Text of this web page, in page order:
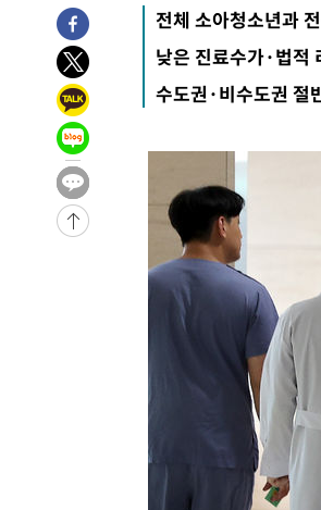
6시간 전 >
[속보]'압수수색·성접대 논란' 축
9시간 전 >
'최고 37도' 폭염 지속…강원동해
11시간 전 >
[속보]뉴욕증시 상승 마감
-18330초 전 >
이란 "호르무즈 재개방 합의
-9377초 전 >
민수·김용 순
-9330초 전 >
[속보]김민석, 與 전대 당원투
래 44.56%
-8612초 전 >
[속보]與 대표 경선 제주·인
宋 10.17%
-8146초 전 >
이강인 "아틀레티코 이적 기
[속보]與 당대표 경선, 제주·
낮 최고 35도 '무더위'…동해
[속보]이강인 "감독님이 원하
수도권 40도 육박 '펄펄'…동해안
온열질환 사망자 3명 늘어…누적 환
강릉에 시간당 81.4㎜ 물폭탄…도
백운산서 80년근 천종산삼 9뿌리
선재도서 해루질 나섰다 실종 60
남자 농구, 나고야 아시안게임서
전체 소아청소년과
낮은 진료수가·법적
수도권·비수도권 절